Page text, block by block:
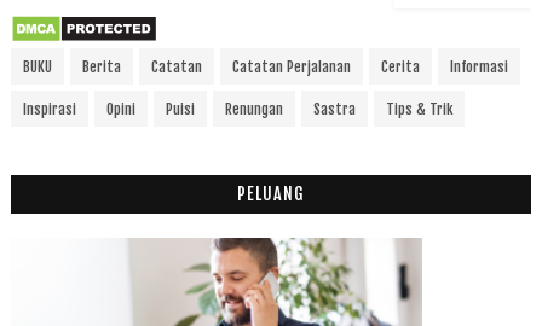
BUKU Berita Catatan Catatan Perjalanan Cerita Informasi
Inspirasi Opini Puisi Renungan Sastra Tips & Trik
PELUANG